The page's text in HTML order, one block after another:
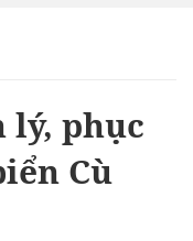
lý, phục
Cù